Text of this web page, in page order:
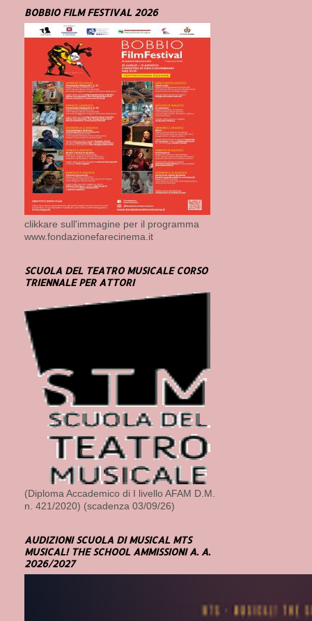
BOBBIO FILM FESTIVAL 2026
clikkare sull'immagine per il programma
www.fondazionefarecinema.it
SCUOLA DEL TEATRO MUSICALE CORSO
TRIENNALE PER ATTORI
(Diploma Accademico di I livello AFAM D.M.
n. 421/2020) (scadenza 03/09/26)
AUDIZIONI SCUOLA DI MUSICAL MTS
MUSICAL! THE SCHOOL AMMISSIONI A. A.
2026/2027